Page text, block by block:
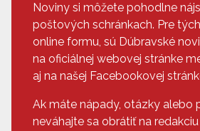
Noviny si môžete pohodlne
poštových schránkach. Pre
online formu, sú Dúbravské
na oficiálnej webovej stránke
aj na našej Facebookovej
Ak máte nápady, otázky alebo
neváhajte sa obrátiť na redakciu